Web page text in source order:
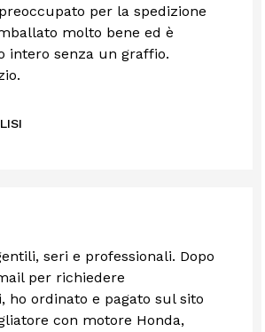
per la spedizione
molto bene ed è
intero senza un graffio.
seri e professionali. Dopo
per richiedere
ho ordinato e pagato sul sito
con motore Honda,